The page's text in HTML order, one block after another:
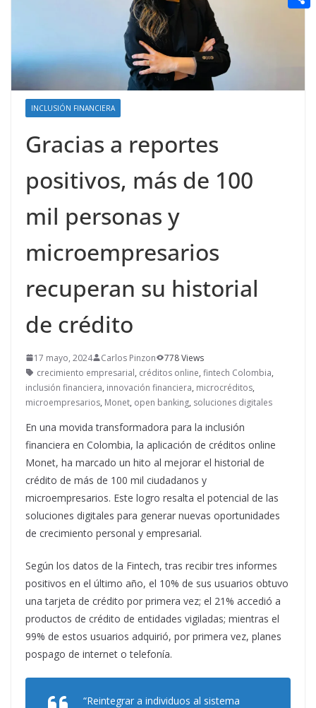
INCLUSIÓN FINANCIERA
Gracias a reportes
positivos, más de 100
mil personas y
microempresarios
recuperan su historial
de crédito
17 mayo, 2024 Carlos Pinzon
778 Views
crecimiento empresarial, créditos online, fintech Colombia,
inclusión financiera, innovación financiera, microcréditos,
microempresarios, Monet, open banking, soluciones digitales
En una movida transformadora para la inclusión
financiera en Colombia, la aplicación de créditos online
Monet, ha marcado un hito al mejorar el historial de
crédito de más de 100 mil ciudadanos y
microempresarios. Este logro resalta el potencial de las
soluciones digitales para generar nuevas oportunidades
de crecimiento personal y empresarial.
Según los datos de la Fintech, tras recibir tres informes
positivos en el último año, el 10% de sus usuarios obtuvo
una tarjeta de crédito por primera vez; el 21% accedió a
productos de crédito de entidades vigiladas; mientras el
99% de estos usuarios adquirió, por primera vez, planes
pospago de internet o telefonía.
“Reintegrar a individuos al sistema
n
s
a
p